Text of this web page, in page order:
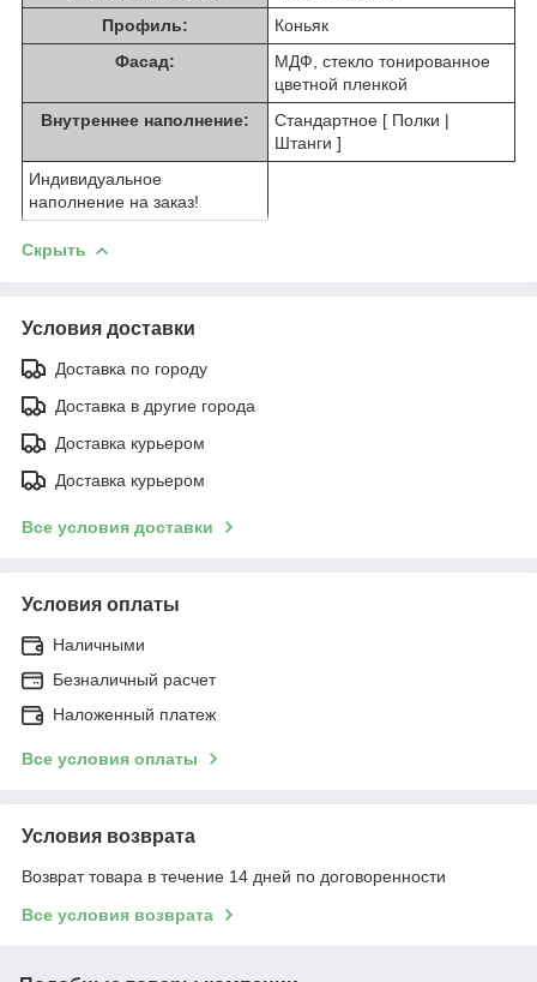
Профиль:
Коньяк
Фасад:
МДФ, стекло тонированное
цветной пленкой
Внутреннее наполнение:
Стандартное [ Полки |
Штанги ]
Индивидуальное
наполнение на заказ!
Скрыть
Условия доставки
Доставка по городу
Доставка в другие города
Доставка курьером
Доставка курьером
Все условия доставки
Условия оплаты
Наличными
Безналичный расчет
Наложенный платеж
Все условия оплаты
Условия возврата
Возврат товара в течение 14 дней по договоренности
Все условия возврата